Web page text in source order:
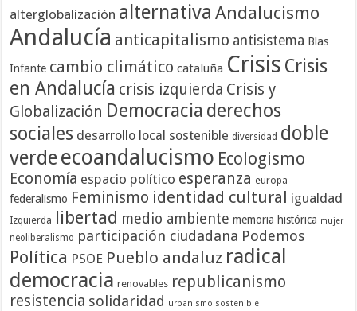
alterglobalización alternativa Andalucismo
Andalucía anticapitalismo antisistema Blas
Infante cambio climático cataluña Crisis Crisis
en Andalucía crisis izquierda Crisis y
Globalización Democracia derechos
sociales desarrollo local sostenible diversidad doble
verdeecoandalucismo Ecologismo
Economía espacio político esperanza europa
federalismo Feminismo identidad cultural igualdad
Izquierda libertad medio ambiente memoria histórica mujer
neoliberalismo participación ciudadana Podemos
Política PSOE Pueblo andaluz radical
democracia renovables republicanismo
resistencia solidaridad urbanismo sostenible